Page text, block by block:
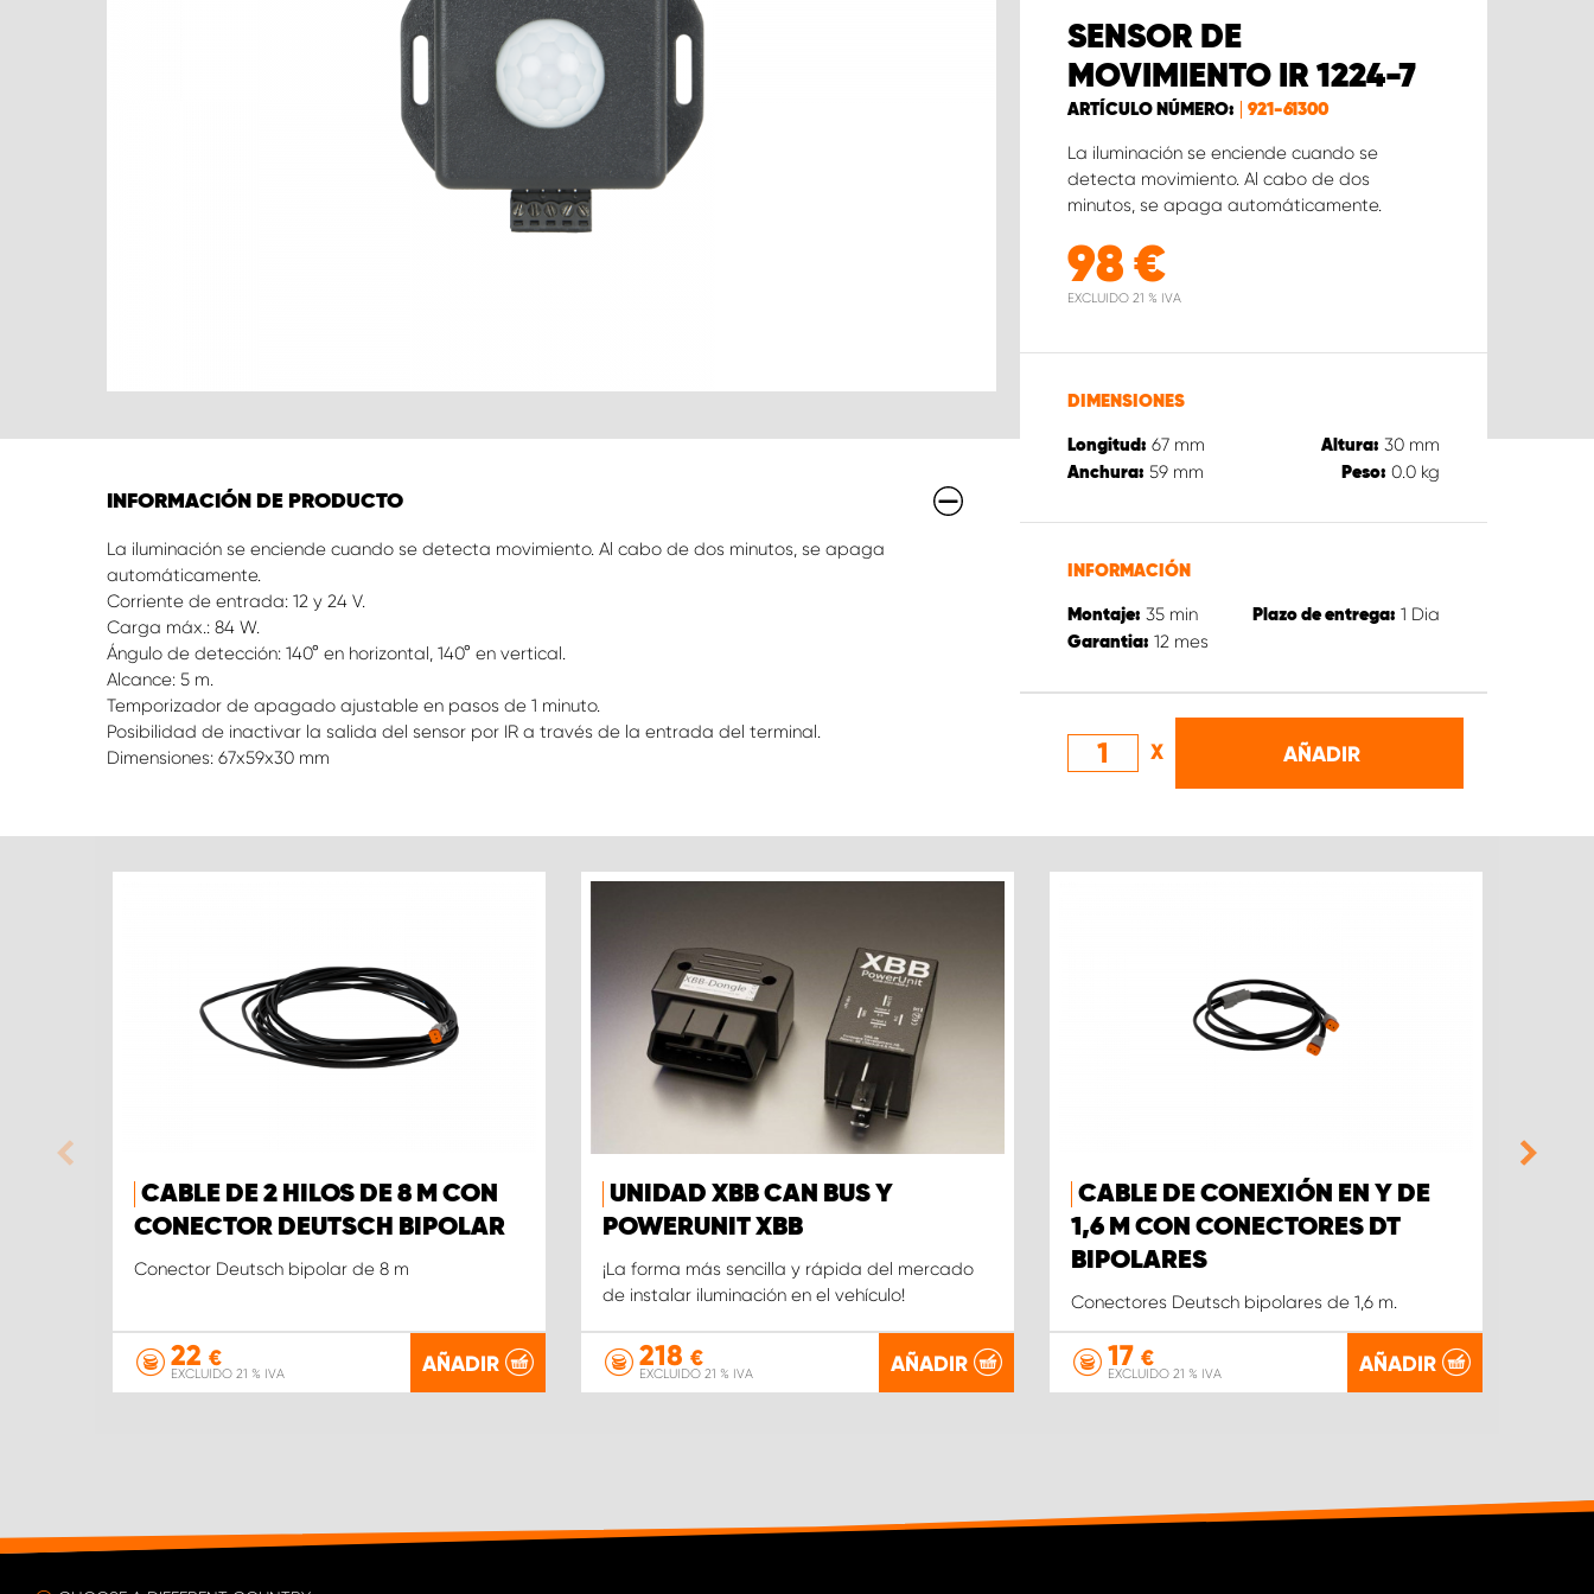
SENSOR DE
MOVIMIENTO IR 1224-7
ARTÍCULO NÚMERO: 921-61300
La iluminación se enciende cuando se
detecta movimiento. Al cabo de dos
minutos, se apaga automáticamente.
98 €
EXCLUIDO 21 % IVA
DIMENSIONES
Longitud: 67 mm Altura: 30 mm
Anchura: 59 mm Peso: 0.0 kg
INFORMACIÓN
Montaje: 35 min Plazo de entrega: 1 Dia
Garantia: 12 mes
X AÑADIR
INFORMACIÓN DE PRODUCTO
La iluminación se enciende cuando se detecta movimiento. Al cabo de dos minutos, se apaga
automáticamente.
Corriente de entrada: 12 y 24 V.
Carga máx.: 84 W.
Ángulo de detección: 140° en horizontal, 140° en vertical.
Alcance: 5 m.
Temporizador de apagado ajustable en pasos de 1 minuto.
Posibilidad de inactivar la salida del sensor por IR a través de la entrada del terminal.
Dimensiones: 67x59x30 mm
CABLE DE 2 HILOS DE 8 M CON
CONECTOR DEUTSCH BIPOLAR
Conector Deutsch bipolar de 8 m
22 €
EXCLUIDO 21 % IVA AÑADIR
UNIDAD XBB CAN BUS Y
POWERUNIT XBB
¡La forma más sencilla y rápida del mercado
de instalar iluminación en el vehículo!
218 €
EXCLUIDO 21 % IVA AÑADIR
CABLE DE CONEXIÓN EN Y DE
1,6 M CON CONECTORES DT
BIPOLARES
Conectores Deutsch bipolares de 1,6 m.
17 €
EXCLUIDO 21 % IVA AÑADIR